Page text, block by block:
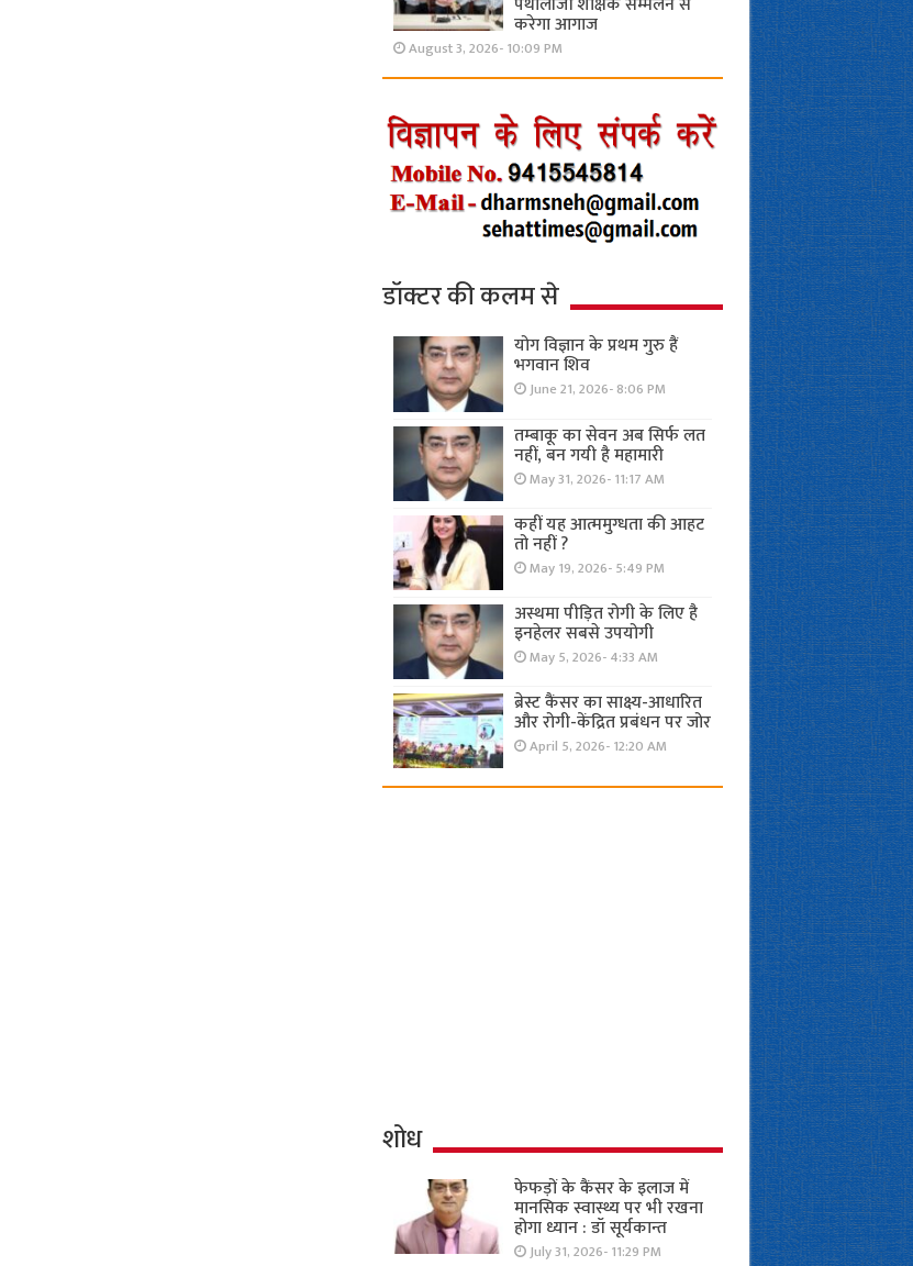
करेगा आगाज
August 3, 2026- 10:09 PM
डॉक्टर की कलम से
योग विज्ञान के प्रथम गुरु हैं
भगवान शिव
June 21, 2026- 8:06 PM
तम्बाकू का सेवन अब सिर्फ लत
नहीं, बन गयी है महामारी
May 31, 2026- 11:17 AM
कहीं यह आत्ममुग्धता की आहट
तो नहीं ?
May 19, 2026- 5:49 PM
अस्थमा पीड़ित रोगी के लिए है
इनहेलर सबसे उपयोगी
May 5, 2026- 4:33 AM
ब्रेस्ट कैंसर का साक्ष्य-आधारित
और रोगी-केंद्रित प्रबंधन पर जोर
April 5, 2026- 12:20 AM
शोध
फेफड़ों के कैंसर के इलाज में
मानसिक स्वास्थ्य पर भी रखना
होगा ध्यान : डॉ सूर्यकान्त
July 31, 2026- 11:29 PM